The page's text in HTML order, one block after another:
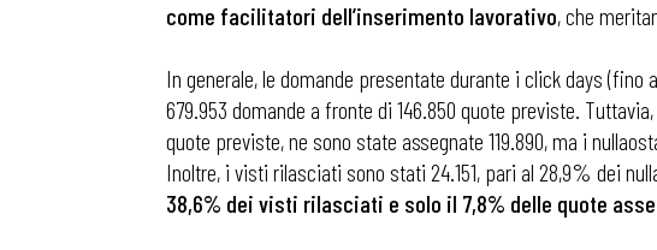
come facilitatori dell’inserimento lavorativo, che
In generale, le domande presentate durante i click days
679.953 domande a fronte di 146.850 quote previste.
quote previste, ne sono state assegnate 119.890, ma i
Inoltre, i visti rilasciati sono stati 24.151, pari al 28,9% dei
38,6% dei visti rilasciati e solo il 7,8% delle quote